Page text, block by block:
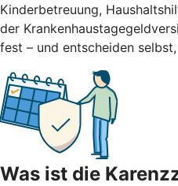
Kinderbetreuung,
der
fest – und entscheiden
Was ist die